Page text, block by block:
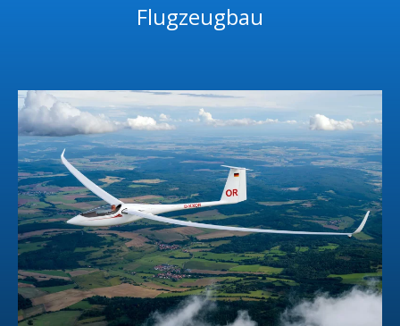
Flugzeugbau